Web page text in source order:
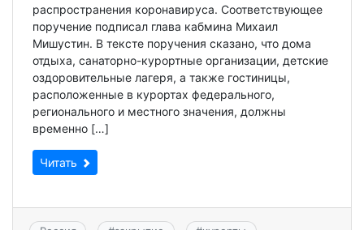
распространения коронавируса. Соответствующее
поручение подписал глава кабмина Михаил
Мишустин. В тексте поручения сказано, что дома
отдыха, санаторно-курортные организации, детские
оздоровительные лагеря, а также гостиницы,
расположенные в курортах федерального,
регионального и местного значения, должны
временно […]
Читать